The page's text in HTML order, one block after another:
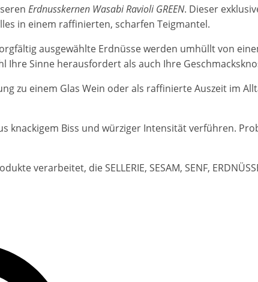
Erdnusskernen Wasabi Ravioli GREEN. Dieser
in einem raffinierten, scharfen Teigmantel.
ausgewählte Erdnüsse werden umhüllt von
Ihre Sinne herausfordert als auch Ihre
zu einem Glas Wein oder als raffinierte Auszeit im
knackigem Biss und würziger Intensität verführen.
verarbeitet, die SELLERIE, SESAM, SENF,